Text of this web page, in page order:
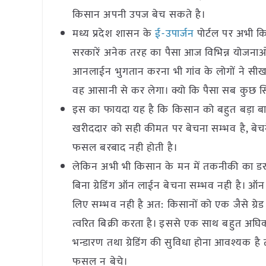
किसान अपनी उपज बेच सकते है।
मध्य प्रदेश शासन केई-उपार्जनपोर्टल पर अभी
सरकारें अनेक तरह का पैसा आज विभिन्न
आनलाईन भुगतान करना भी गांव के लोगों ने
वह आसानी से कर लेगा। क्यो कि पैसा सब कुछ
इस का फायदा यह है कि किसान को बहुत बड़ा
खरीददार को सही कीमत पर बेचना सम्भव है,
फसल बरबाद नही होती है।
लेकिन अभी भी किसान के मन में तकनीकी का
बिना ग्रेडिंग ऑन लाईन बेचना सम्भव नही है। ऑन
लिए सम्भव नही है अत: किसानों को एक जैसे
त्वरित बिक्री करता है। इससे एक साथ बहुत
भन्डारण तथा ग्रेडिंग की सुविधा होना
फसल न बेचे।